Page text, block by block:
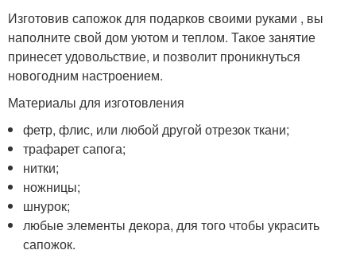
Изготовив сапожок для подарков своими руками , вы
наполните свой дом уютом и теплом. Такое занятие
принесет удовольствие, и позволит проникнуться
новогодним настроением.
Материалы для изготовления
фетр, флис, или любой другой отрезок ткани;
трафарет сапога;
нитки;
ножницы;
шнурок;
любые элементы декора, для того чтобы украсить
сапожок.